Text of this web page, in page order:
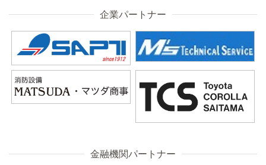
企業パートナー
金融機関パートナー